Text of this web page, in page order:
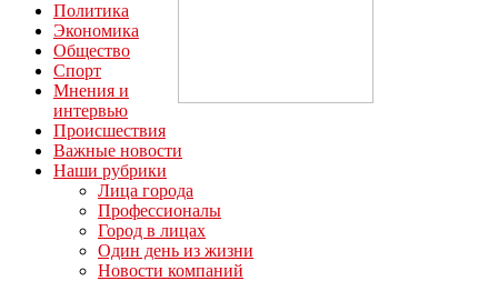
Политика
Экономика
Общество
Спорт
Мнения и
интервью
Происшествия
Важные новости
Наши рубрики
Лица города
Профессионалы
Город в лицах
Один день из жизни
Новости компаний